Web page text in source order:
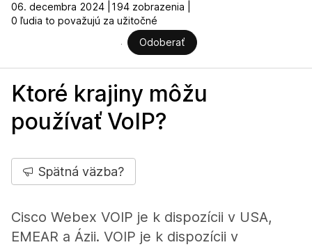
06. decembra 2024 |
194 zobrazenia |
0 ľudia to považujú za užitočné
Odoberať
Ktoré krajiny môžu
používať VoIP?
Spätná väzba?
Cisco Webex VOIP je k dispozícii v USA,
EMEAR a Ázii. VOIP je k dispozícii v